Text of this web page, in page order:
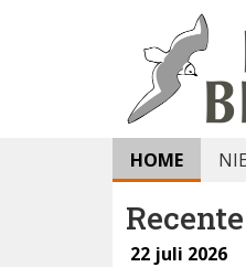
HOME
22 juli 2026